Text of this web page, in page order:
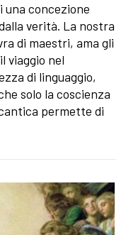
una concezione
verità. La nostra
di maestri, ama gli
viaggio nel
di linguaggio,
solo la coscienza
permette di